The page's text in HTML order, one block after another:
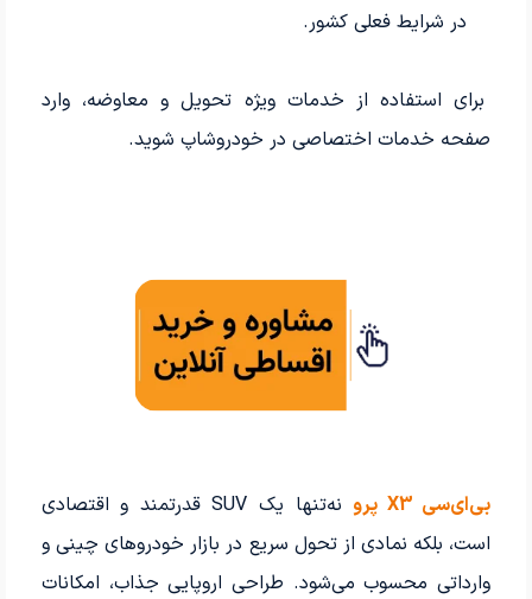
در شرایط فعلی کشور.
برای استفاده از خدمات ویژه تحویل و معاوضه، وارد
صفحه خدمات اختصاصی در خودروشاپ شوید.
بی‌ای‌سی X3 پرو
نه‌تنها یک SUV قدرتمند و اقتصادی
است، بلکه نمادی از تحول سریع در بازار خودروهای چینی و
وارداتی محسوب می‌شود. طراحی اروپایی جذاب، امکانات